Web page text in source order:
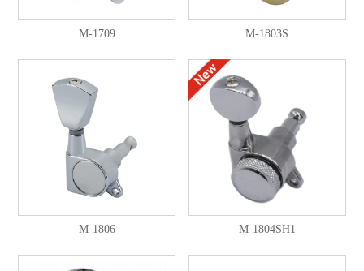
M-1709 M-1803S
M-1806 M-1804SH1